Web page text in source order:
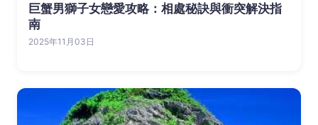
巨蟹男獅子女戀愛攻略：相處秘訣與衝突解決指
南
2025年11月03日